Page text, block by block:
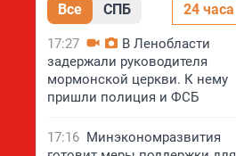
Все СПБ 24 часа
17:27
В Ленобласти
задержали руководителя
мормонской церкви. К нему
пришли полиция и ФСБ
17:16 Минэкономразвития